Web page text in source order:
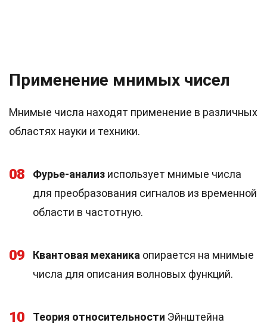
Применение мнимых чисел
Мнимые числа находят применение в различных
областях науки и техники.
08 Фурье-анализ использует мнимые числа
для преобразования сигналов из временной
области в частотную.
09 Квантовая механика опирается на мнимые
числа для описания волновых функций.
10 Теория относительности Эйнштейна